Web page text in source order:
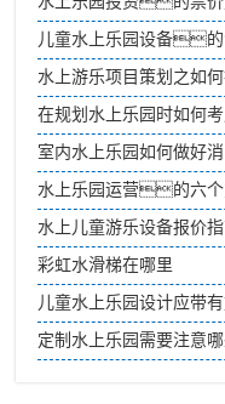
儿童水上乐园设备的
水上游乐项目策划之如
在规划水上乐园时如何考
室内水上乐园如何做好
水上乐园运营的六个
水上儿童游乐设备报价
彩虹水滑梯在哪里
儿童水上乐园设计应带
定制水上乐园需要注意哪